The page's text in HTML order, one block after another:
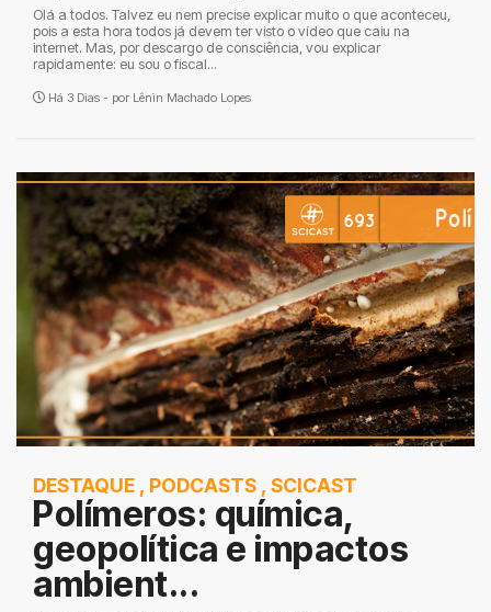
Olá a todos. Talvez eu nem precise explicar muito o que aconteceu,
pois a esta hora todos já devem ter visto o vídeo que caiu na
internet. Mas, por descargo de consciência, vou explicar
rapidamente: eu sou o fiscal...
Há 3 Dias - por Lênin Machado Lopes
DESTAQUE , PODCASTS , SCICAST
Polímeros: química,
geopolítica e impactos
ambient...